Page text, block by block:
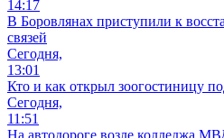
14:17
В Боровлянах приступили к
связей
Сегодня,
13:01
Кто и как открыл зоогостиницу
Сегодня,
11:51
На автодороге возле колледжа